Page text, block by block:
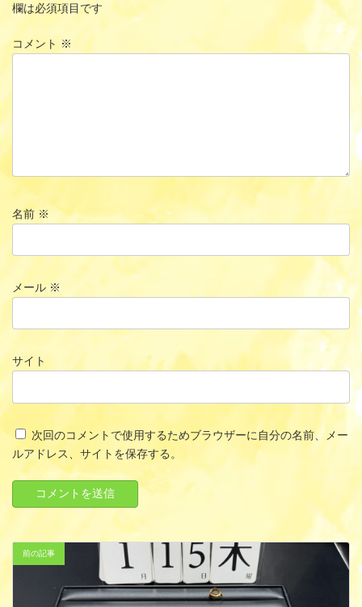
欄は必須項目です
コメント ※
名前 ※
メール ※
サイト
次回のコメントで使用するためブラウザーに自分の名前、メー
ルアドレス、サイトを保存する。
前の記事